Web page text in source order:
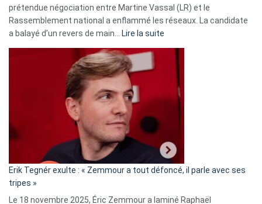
prétendue négociation entre Martine Vassal (LR) et le
Rassemblement national a enflammé les réseaux. La candidate
a balayé d’un revers de main…
Lire la suite
d’alliance
secrète
«
C’est
fake
Erik Tegnér exulte : « Zemmour a tout défoncé, il parle avec ses
tripes »
Le 18 novembre 2025, Éric Zemmour a laminé Raphaël